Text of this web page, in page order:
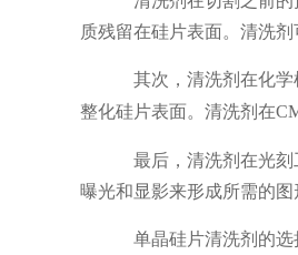
质残留在硅片表面。清洗
其次，清洗剂在化学
整化硅片表面。清洗剂在
最后，清洗剂在光
曝光和显影来形成所需的
单晶硅片清洗剂的